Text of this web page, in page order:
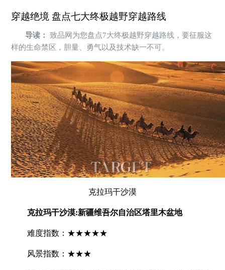
穿越绝境 盘点七大终极越野穿越路线
导读：
致品网为您盘点7大终极越野穿越路线，要征服这
样的生命禁区，胆量、勇气以及技术缺一不可。
克拉玛干沙漠
克拉玛干沙漠:新疆维吾尔自治区塔里木盆地
难度指数：★★★★★
风景指数：★★★